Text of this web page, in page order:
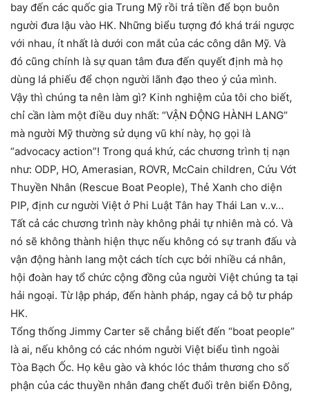
bay đến các quốc gia Trung Mỹ rồi trả tiền để bọn buôn
người đưa lậu vào HK. Những biểu tượng đó khá trái ngược
với nhau, ít nhất là dưới con mắt của các công dân Mỹ. Và
đó cũng chính là sự quan tâm đưa đến quyết định mà họ
dùng lá phiếu để chọn người lãnh đạo theo ý của mình.
Vậy thì chúng ta nên làm gì? Kinh nghiệm của tôi cho biết,
chỉ cần làm một điều duy nhất: “VẬN ĐỘNG HÀNH LANG”
mà người Mỹ thường sử dụng vũ khí này, họ gọi là
“advocacy action”! Trong quá khứ, các chương trình tị nạn
như: ODP, HO, Amerasian, ROVR, McCain children, Cứu Vớt
Thuyền Nhân (Rescue Boat People), Thẻ Xanh cho diện
PIP, định cư người Việt ở Phi Luật Tân hay Thái Lan v..v…
Tất cả các chương trình này không phải tự nhiên mà có. Và
nó sẽ không thành hiện thực nếu không có sự tranh đấu và
vận động hành lang một cách tích cực bởi nhiều cá nhân,
hội đoàn hay tổ chức cộng đồng của người Việt chúng ta tại
hải ngoại. Từ lập pháp, đến hành pháp, ngay cả bộ tư pháp
HK.
Tổng thống Jimmy Carter sẽ chẳng biết đến “boat people”
là ai, nếu không có các nhóm người Việt biểu tình ngoài
Tòa Bạch Ốc. Họ kêu gào và khóc lóc thảm thương cho số
phận của các thuyền nhân đang chết đuối trên biển Đông,